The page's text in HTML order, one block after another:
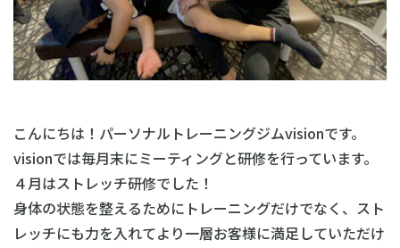
こんにちは！パーソナルトレーニングジムvisionです。
visionでは毎月末にミーティングと研修を行っています。
４月はストレッチ研修でした！
身体の状態を整えるためにトレーニングだけでなく、スト
レッチにも力を入れてより一層お客様に満足していただけ